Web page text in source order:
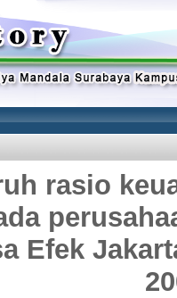
rasio
Efek